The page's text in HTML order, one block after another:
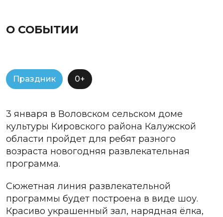
О СОБЫТИИ
Праздник 0+
3 января в Воловском сельском доме
культуры Кировского района Калужской
области пройдет для ребят разного
возраста новогодняя развлекательная
программа.
Сюжетная линия развлекательной
программы будет построена в виде шоу.
Красиво украшенный зал, нарядная ёлка,